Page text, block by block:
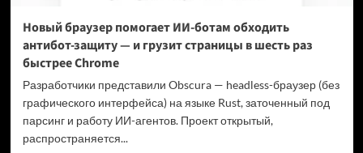
раз
Новый браузер помогает ИИ-ботам обходить
антибот-защиту — и грузит страницы в шесть раз
быстрее Chrome
Разработчики представили Obscura — headless-браузер (без
графического интерфейса) на языке Rust, заточенный под
парсинг и работу ИИ-агентов. Проект открытый,
распространяется...